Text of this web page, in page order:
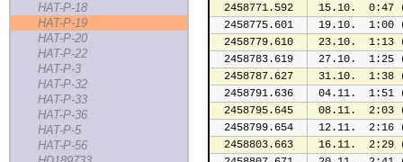
HAT-P-18
HAT-P-19
HAT-P-20
HAT-P-22
HAT-P-3
HAT-P-32
HAT-P-33
HAT-P-36
HAT-P-5
HAT-P-56
2458771.592
15.10.  0:47
2458775.601
19.10.  1:00
2458779.610
23.10.  1:13
2458783.619
27.10.  1:25
2458787.627
31.10.  1:38
2458791.636
04.11.  1:51
2458795.645
08.11.  2:03
2458799.654
12.11.  2:16
2458803.663
16.11.  2:29